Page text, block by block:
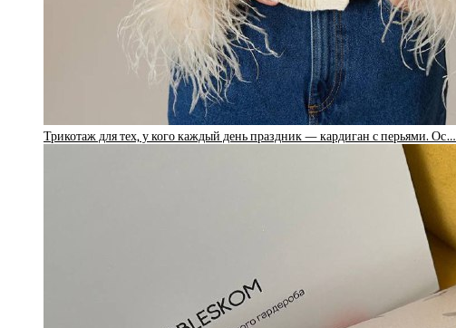
Трикотаж для тех, у кого каждый день праздник — кардиган с перьями. Ос…